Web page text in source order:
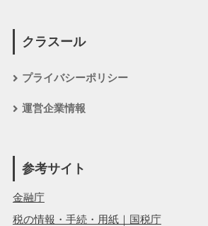
クラスール
プライバシーポリシー
運営企業情報
参考サイト
金融庁
税の情報・手続・用紙｜国税庁